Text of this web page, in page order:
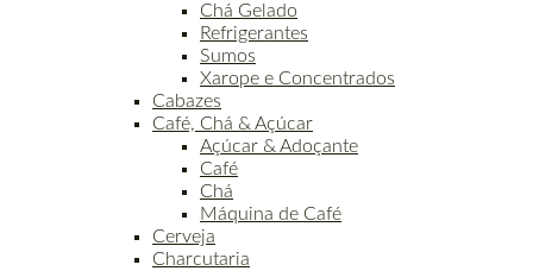
Chá Gelado
Refrigerantes
Sumos
Xarope e Concentrados
Cabazes
Café, Chá & Açúcar
Açúcar & Adoçante
Café
Chá
Máquina de Café
Cerveja
Charcutaria